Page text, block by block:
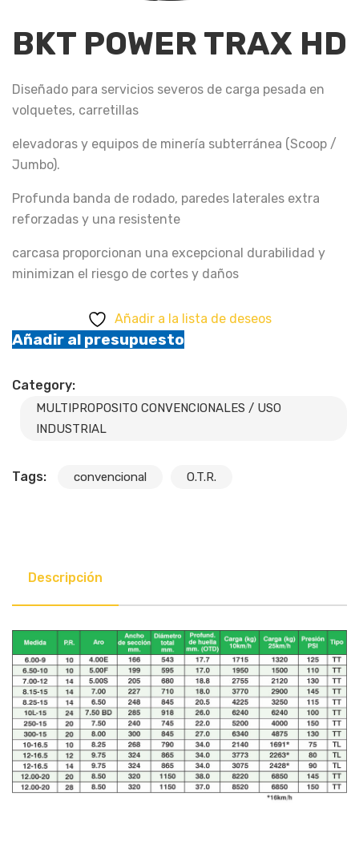
BKT POWER TRAX HD
Diseñado para servicios severos de carga pesada en
volquetes, carretillas
elevadoras y equipos de minería subterránea (Scoop /
Jumbo).
Profunda banda de rodado, paredes laterales extra
reforzadas y una resistente
carcasa proporcionan una excepcional durabilidad y
minimizan el riesgo de cortes y daños
Añadir a la lista de deseos
Añadir al presupuesto
Category:
MULTIPROPOSITO CONVENCIONALES / USO
INDUSTRIAL
Tags: convencional O.T.R.
Descripción